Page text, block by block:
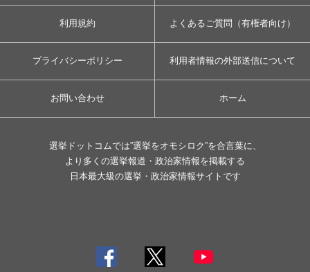
利用規約 よくあるご質問（有権者向け）
プライバシーポリシー 利用者情報の外部送信について
お問い合わせ ホーム
選挙ドットコムでは”選挙をオモシロク”を合言葉に、
より多くの選挙報道・政治家情報を掲載する
日本最大級の選挙・政治家情報サイトです